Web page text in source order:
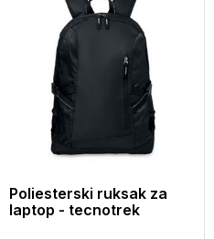
Poliesterski ruksak za
laptop - tecnotrek